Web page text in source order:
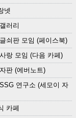
넷
러리
쇠판 모임 (페이스북)
랑 모임 (다음 카페)
판 (에버노트)
연구소 (세모이 자
카페